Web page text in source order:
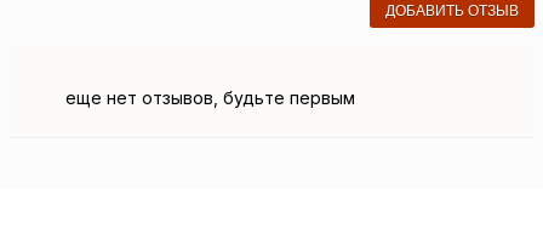
ДОБАВИТЬ ОТЗЫВ
еще нет отзывов, будьте первым